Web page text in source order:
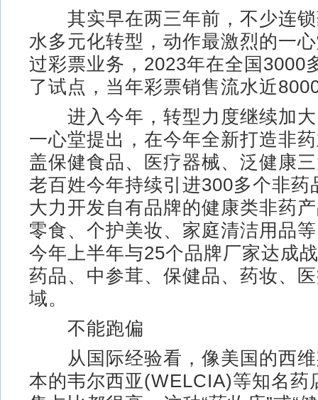
其实早在两三年前，不少连锁
水多元化转型，动作最激烈的一
过彩票业务，2023年在全国3000
了试点，当年彩票销售流水近
进入今年，转型力度继续加大
一心堂提出，在今年全新打造非
盖保健食品、医疗器械、泛健康
老百姓今年持续引进300多个非药
大力开发自有品牌的健康类非药
零食、个护美妆、家庭清洁用品
今年上半年与25个品牌厂家达成
药品、中参茸、保健品、药妆、
域。
不能跑偏
从国际经验看，像美国的西维
本的韦尔西亚(WELCIA)等知名药